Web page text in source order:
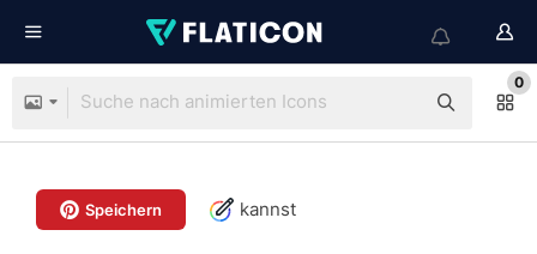
0
Speichern kannst